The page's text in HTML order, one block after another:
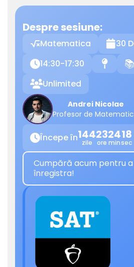
Despre sesiune:
Matematica 30
14:30-17:30 📍 📚
Unlimited
Andrei Nicolae
Profesor de
Începe în144
zile
23
ore
24
min
18
sec
Cumpără acum pentru
înregistra!